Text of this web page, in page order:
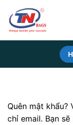
content
Quên mật khẩu?
chỉ email. Bạn